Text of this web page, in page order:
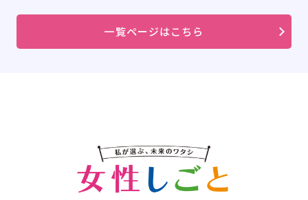
一覧ページはこちら